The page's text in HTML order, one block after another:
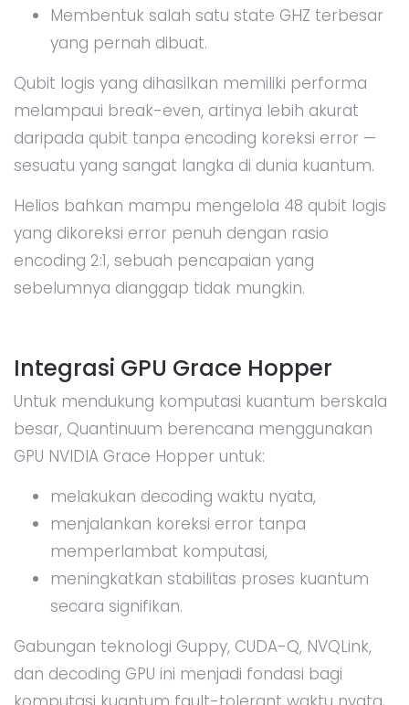
Membentuk salah satu state GHZ terbesar
yang pernah dibuat.
Qubit logis yang dihasilkan memiliki performa
melampaui break-even, artinya lebih akurat
daripada qubit tanpa encoding koreksi error —
sesuatu yang sangat langka di dunia kuantum.
Helios bahkan mampu mengelola 48 qubit logis
yang dikoreksi error penuh dengan rasio
encoding 2:1, sebuah pencapaian yang
sebelumnya dianggap tidak mungkin.
Integrasi GPU Grace Hopper
Untuk mendukung komputasi kuantum berskala
besar, Quantinuum berencana menggunakan
GPU NVIDIA Grace Hopper untuk:
melakukan decoding waktu nyata,
menjalankan koreksi error tanpa
memperlambat komputasi,
meningkatkan stabilitas proses kuantum
secara signifikan.
Gabungan teknologi Guppy, CUDA-Q, NVQLink,
dan decoding GPU ini menjadi fondasi bagi